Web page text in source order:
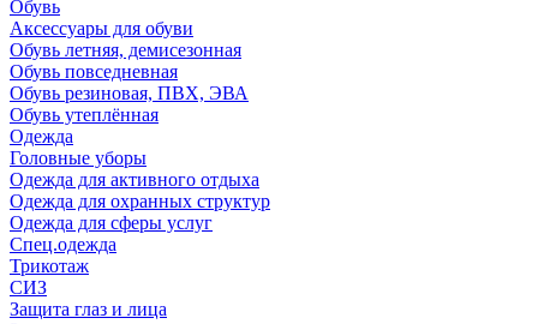
Обувь
Аксессуары для обуви
Обувь летняя, демисезонная
Обувь повседневная
Обувь резиновая, ПВХ, ЭВА
Обувь утеплённая
Одежда
Головные уборы
Одежда для активного отдыха
Одежда для охранных структур
Одежда для сферы услуг
Спец.одежда
Трикотаж
СИЗ
Защита глаз и лица